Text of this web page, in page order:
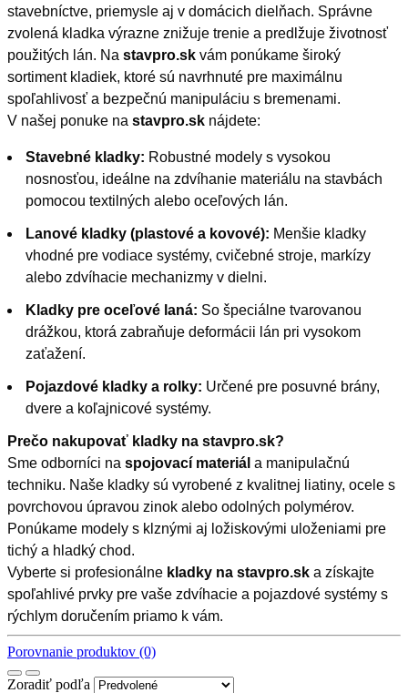
stavebníctve, priemysle aj v domácich dielňach. Správne
zvolená kladka výrazne znižuje trenie a predlžuje životnosť
použitých lán. Na stavpro.sk vám ponúkame široký
sortiment kladiek, ktoré sú navrhnuté pre maximálnu
spoľahlivosť a bezpečnú manipuláciu s bremenami.
V našej ponuke na stavpro.sk nájdete:
Stavebné kladky: Robustné modely s vysokou
nosnosťou, ideálne na zdvíhanie materiálu na stavbách
pomocou textilných alebo oceľových lán.
Lanové kladky (plastové a kovové): Menšie kladky
vhodné pre vodiace systémy, cvičebné stroje, markízy
alebo zdvíhacie mechanizmy v dielni.
Kladky pre oceľové laná: So špeciálne tvarovanou
drážkou, ktorá zabraňuje deformácii lán pri vysokom
zaťažení.
Pojazdové kladky a rolky: Určené pre posuvné brány,
dvere a koľajnicové systémy.
Prečo nakupovať kladky na stavpro.sk?
Sme odborníci na spojovací materiál a manipulačnú
techniku. Naše kladky sú vyrobené z kvalitnej liatiny, ocele s
povrchovou úpravou zinok alebo odolných polymérov.
Ponúkame modely s klznými aj ložiskovými uloženiami pre
tichý a hladký chod.
Vyberte si profesionálne kladky na stavpro.sk a získajte
spoľahlivé prvky pre vaše zdvíhacie a pojazdové systémy s
rýchlym doručením priamo k vám.
Porovnanie produktov (0)
Zoradiť podľa